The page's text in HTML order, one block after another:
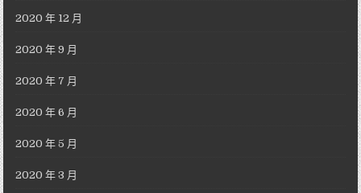
2020 年 12 月
2020 年 9 月
2020 年 7 月
2020 年 6 月
2020 年 5 月
2020 年 3 月